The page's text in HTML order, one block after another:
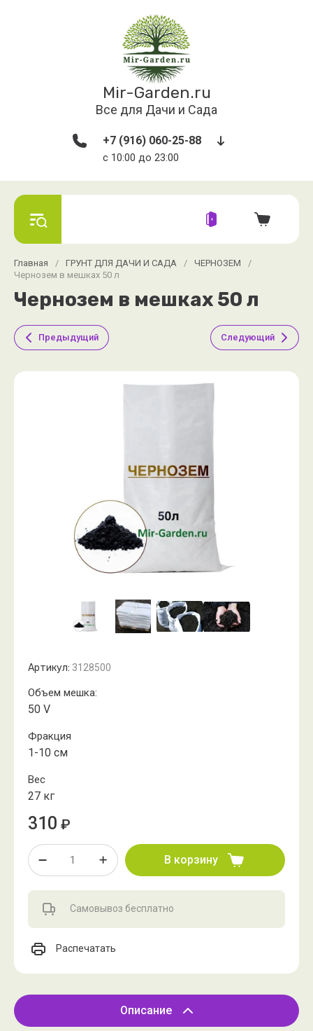
Mir-Garden.ru
Все для Дачи и Сада
+7 (916) 060-25-88
с 10:00 до 23:00
Главная / ГРУНТ ДЛЯ ДАЧИ И САДА / ЧЕРНОЗЕМ
/
Чернозем в мешках 50 л
Чернозем в мешках 50 л
Предыдущий Следующий
Артикул: 3128500
Объем мешка:
50 V
Фракция
1-10 см
Вес
27 кг
310 ₽
В корзину
Самовывоз бесплатно
Распечатать
Описание